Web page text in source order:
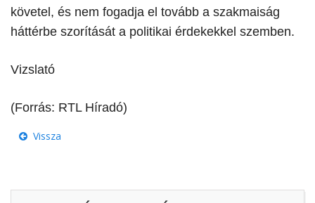
követel, és nem fogadja el tovább a szakmaiság
háttérbe szorítását a politikai érdekekkel szemben.
Vizslató
(Forrás: RTL Híradó)
Vissza